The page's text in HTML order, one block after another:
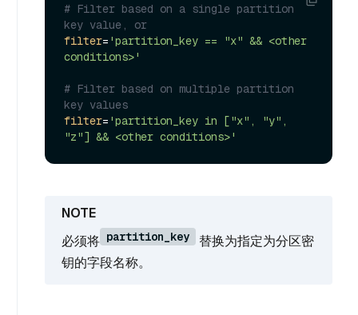
# Filter based on a single partition
key value, or
filter= 'partition_key == "x" && <other
conditions>'
# Filter based on multiple partition
key values
filter= 'partition_key in ["x", "y",
"z"] && <other conditions>'
必须将 partition_key
替换为指定为分区密
钥的字段名称。